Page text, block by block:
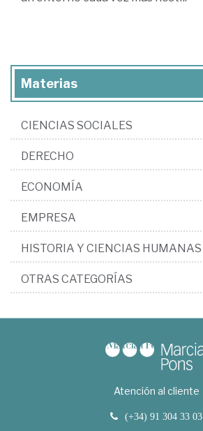
Materias
CIENCIAS SOCIALES
DERECHO
ECONOMÍA
EMPRESA
HISTORIA Y CIENCIAS HUMANAS
OTRAS CATEGORÍAS
Atención al cliente
(+34) 91 304 33 03